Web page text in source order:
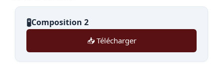
🧪Composition 2
📥 Télécharger